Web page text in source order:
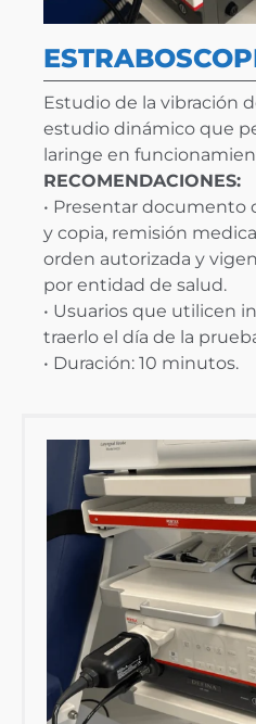
Estudio de la vibración
estudio dinámico que
laringe en
RECOMENDACIONES:
• Presentar
y copia, remisión
orden autorizada y
por entidad de salud.
• Usuarios que utilicen
traerlo el día de la
• Duración: 10 minutos.